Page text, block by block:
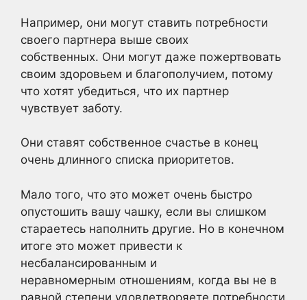
Например, они могут ставить потребности
своего партнера выше своих
собственных. Они могут даже пожертвовать
своим здоровьем и благополучием, потому
что хотят убедиться, что их партнер
чувствует заботу.
Они ставят собственное счастье в конец
очень длинного списка приоритетов.
Мало того, что это может очень быстро
опустошить вашу чашку, если вы слишком
стараетесь наполнить другие. Но в конечном
итоге это может привести к
несбалансированным и
неравномерным отношениям, когда вы не в
равной степени удовлетворяете потребности